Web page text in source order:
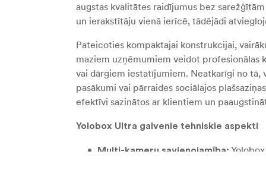
augstas kvalitātes raidījumus bez
un ierakstītāju vienā ierīcē, tādējādi
Pateicoties kompaktajai konstrukcijai,
maziem uzņēmumiem veidot profesionālas
vai dārgiem iestatījumiem. Neatkarīgi no
pasākumi vai pārraides sociālajos
efektīvi sazinātos ar klientiem un
Yolobox Ultra galvenie tehniskie aspekti
Multi-kameru savienojamība: